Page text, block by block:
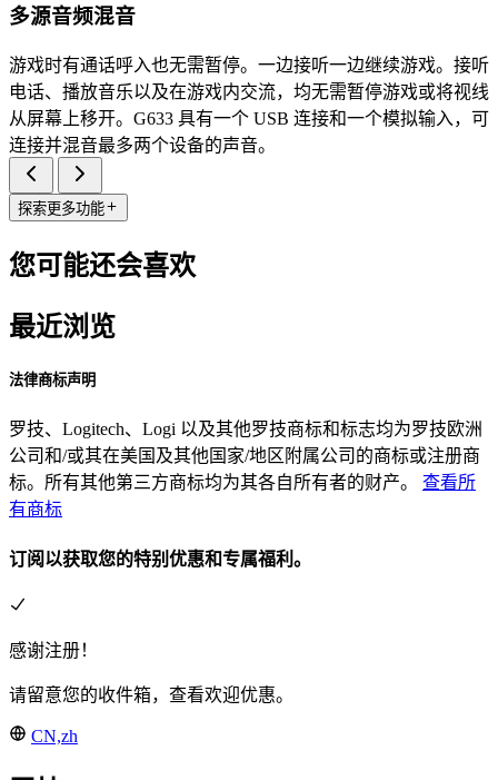
多源音频混音
游戏时有通话呼入也无需暂停。一边接听一边继续游戏。接听
电话、播放音乐以及在游戏内交流，均无需暂停游戏或将视线
从屏幕上移开。G633 具有一个 USB 连接和一个模拟输入，可
连接并混音最多两个设备的声音。
探索更多功能
您可能还会喜欢
最近浏览
法律商标声明
罗技、Logitech、Logi 以及其他罗技商标和标志均为罗技欧洲
公司和/或其在美国及其他国家/地区附属公司的商标或注册商
标。所有其他第三方商标均为其各自所有者的财产。 查看所
有商标
订阅以获取您的特别优惠和专属福利。
感谢注册！
请留意您的收件箱，查看欢迎优惠。
CN,zh